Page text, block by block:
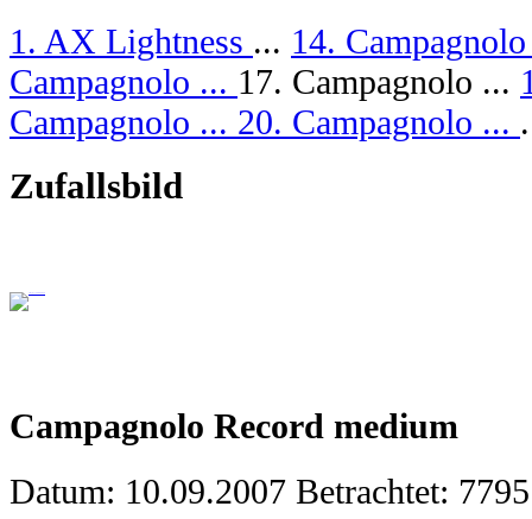
1. AX Lightness ... 14.
Campagnolo ... 17. Campagnolo ...
Campagnolo ... 20. Campagnolo ...
Zufallsbild
Campagnolo Record medium
Datum: 10.09.2007 Betrachtet: